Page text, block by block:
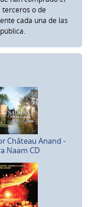
o de
cada una de las
Château Anand -
Naam CD